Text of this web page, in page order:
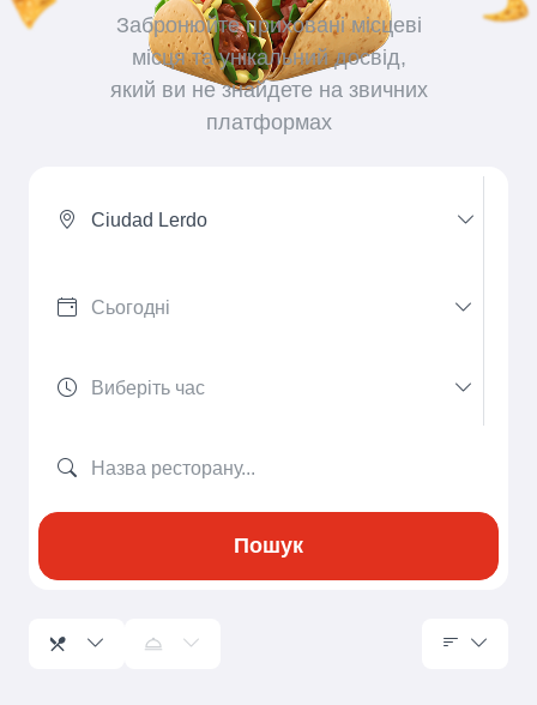
Забронюйте приховані місцеві
місця та унікальний досвід,
який ви не знайдете на звичних
платформах
Ciudad Lerdo
Пошук